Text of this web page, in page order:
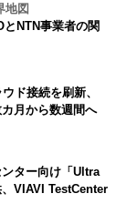
地図
NTN事業者の関
ド接続を刷新、
月から数週間へ
ター向け「Ultra
VIAVI TestCenter